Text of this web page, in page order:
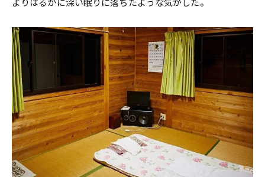
よりはるかに深い眠りに落ちたような気がした。